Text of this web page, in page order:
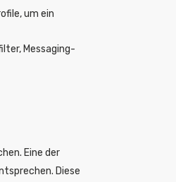
um ein
Messaging-
Eine der
Diese